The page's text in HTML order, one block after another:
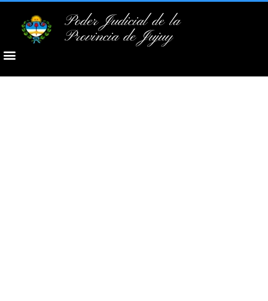
Poder Judicial de la
Provincia de Jujuy